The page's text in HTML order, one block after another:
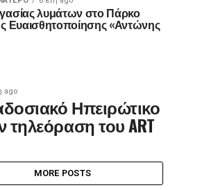
λυμάτων στο Πάρκο
Ευαισθητοποίησης «Αντώνης
ago
Ηπειρώτικο
τηλεόραση του ART
MORE POSTS